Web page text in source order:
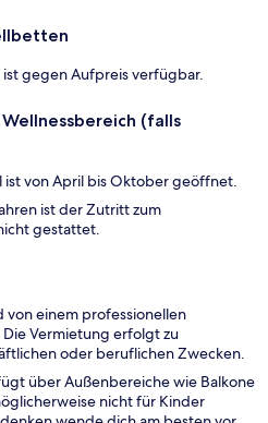
gegen Aufpreis verfügbar.
(falls
ist von April bis Oktober geöffnet.
ist der Zutritt zum
gestattet.
von einem professionellen
Vermietung erfolgt zu
oder beruflichen Zwecken.
über Außenbereiche wie Balkone
nicht für Kinder